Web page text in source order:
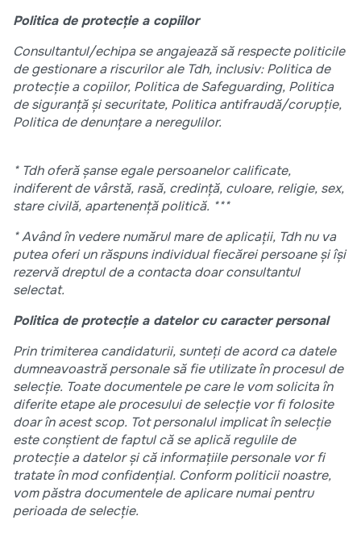
Politica de protecție a copiilor
Consultantul/echipa se angajează să respecte politicile
de gestionare a riscurilor ale Tdh, inclusiv: Politica de
protecție a copiilor, Politica de Safeguarding, Politica
de siguranță și securitate, Politica antifraudă/corupție,
Politica de denunțare a neregulilor.
* Tdh oferă șanse egale persoanelor calificate,
indiferent de vârstă, rasă, credință, culoare, religie, sex,
stare civilă, apartenență politică. ***
*Având în vedere numărul mare de aplicații, Tdh nu va
putea oferi un răspuns individual fiecărei persoane și își
rezervă dreptul de a contacta doar consultantul
selectat.
Politica de protecție a datelor cu caracter personal
Prin trimiterea candidaturii, sunteți de acord ca datele
dumneavoastră personale să fie utilizate în procesul de
selecție. Toate documentele pe care le vom solicita în
diferite etape ale procesului de selecție vor fi folosite
doar în acest scop. Tot personalul implicat în selecție
este conștient de faptul că se aplică regulile de
protecție a datelor și că informațiile personale vor fi
tratate în mod confidențial. Conform politicii noastre,
vom păstra documentele de aplicare numai pentru
perioada de selecție.